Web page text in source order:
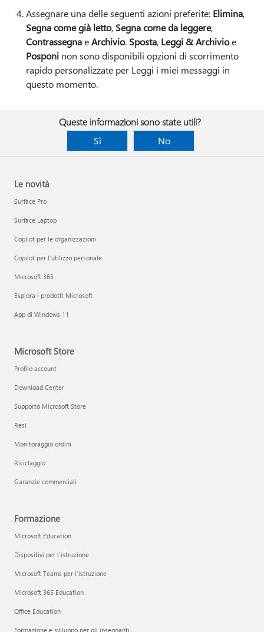
Assegnare una delle seguenti azioni preferite: Elimina,
Segna come già letto, Segna come da leggere,
ContrassegnaeArchivio. Sposta, Leggi & Archivioe
Posponi non sono disponibili opzioni di scorrimento
rapido personalizzate per Leggi i miei messaggi in
questo momento.
Queste informazioni sono state utili?
Sì
No
Le novità
Surface Pro
Surface Laptop
Copilot per le organizzazioni
Copilot per l'utilizzo personale
Microsoft 365
Esplora i prodotti Microsoft
App di Windows 11
Microsoft Store
Profilo account
Download Center
Supporto Microsoft Store
Resi
Monitoraggio ordini
Riciclaggio
Garanzie commerciali
Formazione
Microsoft Education
Dispositivi per l'istruzione
Microsoft Teams per l'istruzione
Microsoft 365 Education
Office Education
Formazione e sviluppo per gli insegnanti